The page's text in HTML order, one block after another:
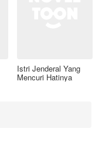
Istri Jenderal Yang
Mencuri Hatinya